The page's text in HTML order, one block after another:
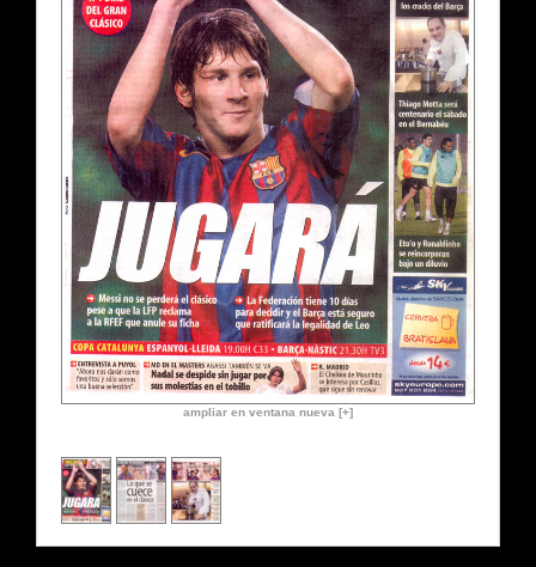
ampliar en ventana nueva [+]